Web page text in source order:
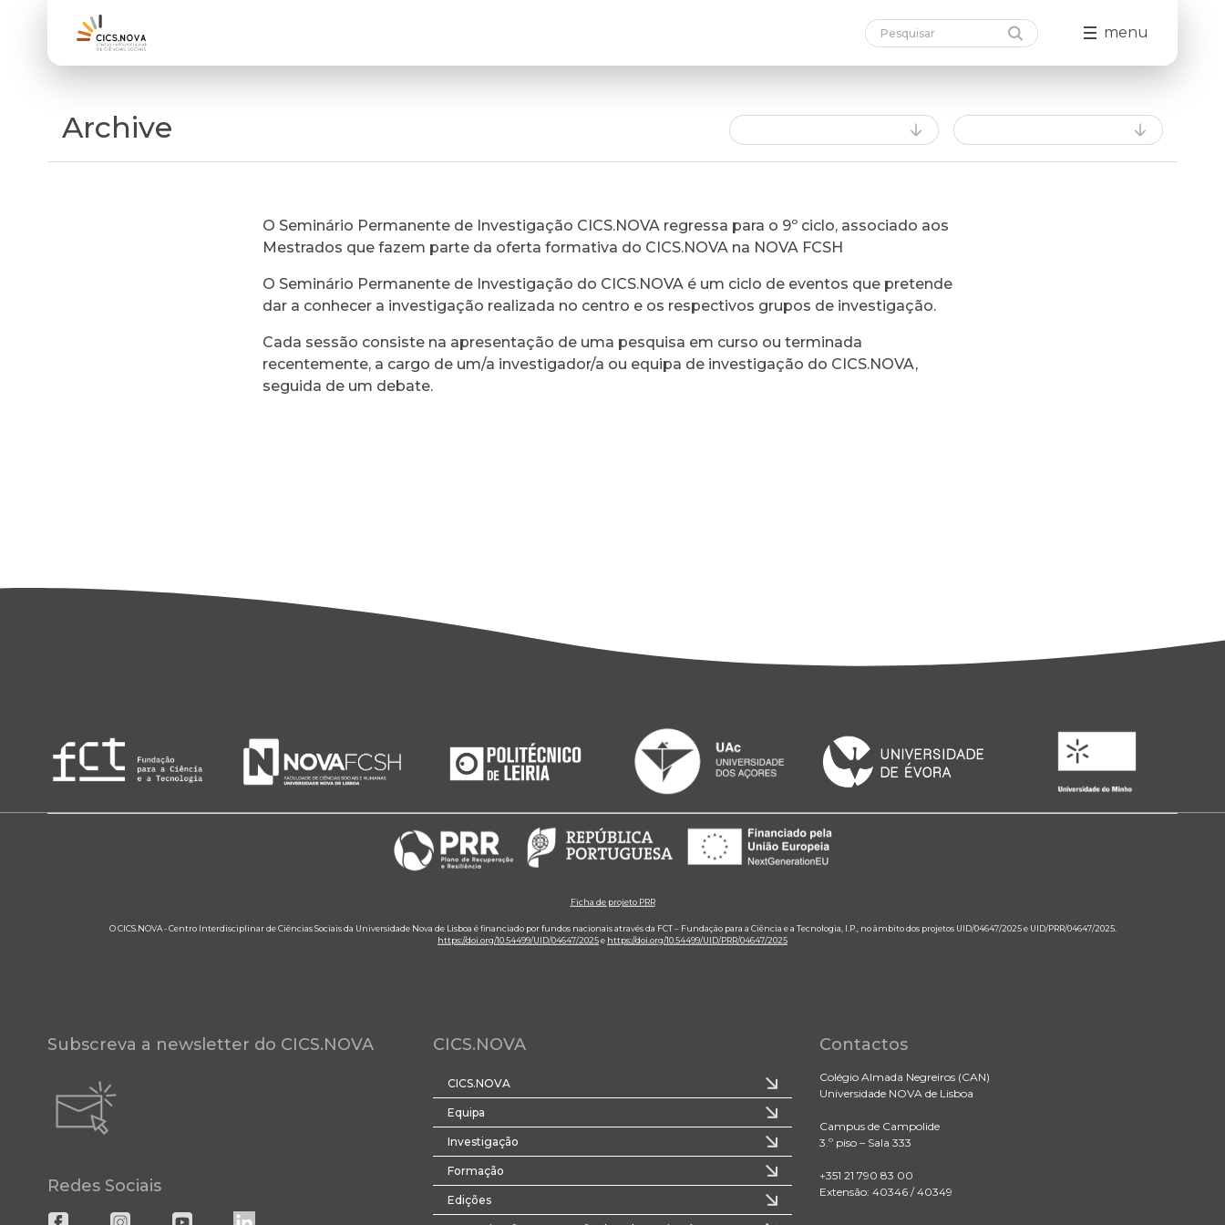
menu
Archive
O Seminário Permanente de Investigação CICS.NOVA regressa para o 9º ciclo, associado aos
Mestrados que fazem parte da oferta formativa do CICS.NOVA na NOVA FCSH
O Seminário Permanente de Investigação do CICS.NOVA é um ciclo de eventos que pretende
dar a conhecer a investigação realizada no centro e os respectivos grupos de investigação.
Cada sessão consiste na apresentação de uma pesquisa em curso ou terminada
recentemente, a cargo de um/a investigador/a ou equipa de investigação do CICS.NOVA,
seguida de um debate.
Ficha de projeto PRR
O CICS.NOVA - Centro Interdisciplinar de Ciências Sociais da Universidade Nova de Lisboa é financiado por fundos nacionais através da FCT – Fundação para a Ciência e a Tecnologia, I.P., no âmbito dos projetos UID/04647/2025 e UID/PRR/04647/2025.
https://doi.org/10.54499/UID/04647/2025e https://doi.org/10.54499/UID/PRR/04647/2025
Subscreva a newsletter do CICS.NOVA
Redes Sociais
CICS.NOVA
CICS.NOVA
Equipa
Investigação
Formação
Edições
Contactos
Colégio Almada Negreiros (CAN)
Universidade NOVA de Lisboa
Campus de Campolide
3.º piso – Sala 333
+351 21 790 83 00
Extensão: 40346 / 40349